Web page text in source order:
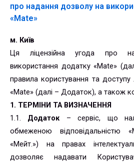
про надання дозволу на
«Mate»
м. Київ
Ця ліцензійна угода про
використання додатку «Mate»
правила користування та доступу
«Mate» (далі – Додаток), а також
1. ТЕРМІНИ ТА ВИЗНАЧЕННЯ
1.1. Додаток – сервіс, що
обмеженою
«Мейт.») на правах
дозволяє надавати